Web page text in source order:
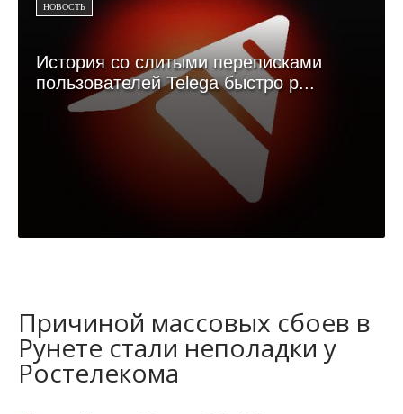
НОВОСТЬ
История со слитыми переписками
пользователей Telega быстро р...
Причиной массовых сбоев в
Рунете стали неполадки у
Ростелекома